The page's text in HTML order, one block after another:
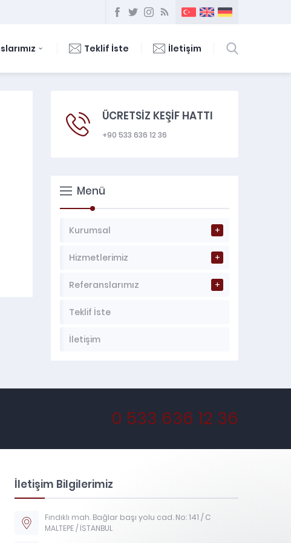
Teklif İste İletişim
ÜCRETSİZ KEŞİF HATTI
+90 533 636 12 36
Menü
Kurumsal
Hizmetlerimiz
Referanslarımız
Teklif İste
İletişim
0 533 636 12 36
İletişim Bilgilerimiz
Fındıklı mah. Bağlar başı yolu cad. No: 141 / C
MALTEPE / İSTANBUL